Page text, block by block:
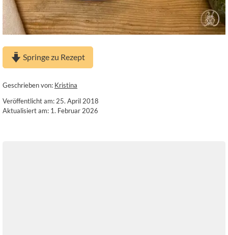
Springe zu Rezept
Geschrieben von: Kristina
Veröffentlicht am: 25. April 2018
Aktualisiert am: 1. Februar 2026